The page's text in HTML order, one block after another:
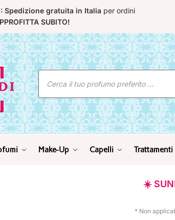
Spedizione gratuita in Italia per ordini
SUBITO!
Ricerca
prodotti
Make-Up Capelli Trattamenti
☀️
* Non